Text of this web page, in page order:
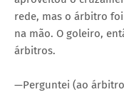
rede, mas o árbitro
na mão. O goleiro,
árbitros.
—Perguntei (ao